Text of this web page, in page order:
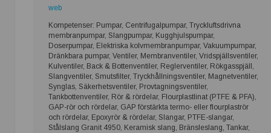
web
Kompetenser: Pumpar, Centrifugalpumpar, Tryckluftsdrivna
membranpumpar, Slangpumpar, Kugghjulspumpar,
Doserpumpar, Elektriska kolvmembranpumpar, Vakuumpumpar,
Dränkbara pumpar, Ventiler, Membranventiler, Vridspjällsventiler,
Kulventiler, Back & Bottenventiler, Reglerventiler, Rökgasspjäll,
Slangventiler, Smutsfilter, Tryckhållningsventiler, Magnetventiler,
Synglas, Säkerhetsventiler, Provtagningsventiler,
Tankbottenventiler, Rör & rördelar, Flourplastlinat (PTFE & PFA),
GAP-rör och rördelar, GAP förstärkta termo- eller flourplaströr
och rördelar, Epoxyrör & rördelar, Slangar, PTFE-slangar,
Stålslang Granit 4950, Keramisk slang, Bränsleslang, Tankar,